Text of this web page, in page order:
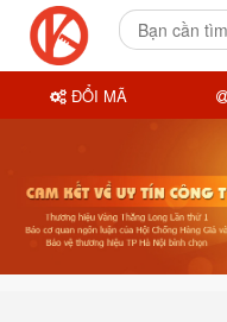
ĐỔI MÃ